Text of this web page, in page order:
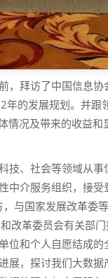
，拜访了中国信息
的发展规划。并跟
情况及带来的收益
、社会等领域从
介服务组织，接
与国家发展改革委
革委员会有关部门
位和个人自愿结成
展，探讨我们大数